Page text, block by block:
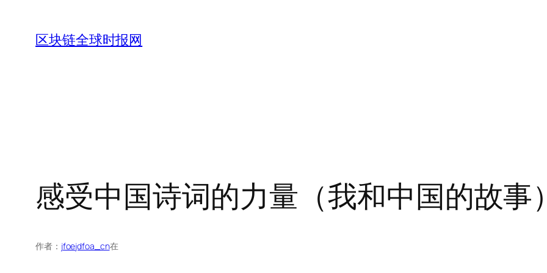
区块链全球时报网
感受中国诗词的力量（我和中国的故事）
作者： jfoejdfoa_cn在